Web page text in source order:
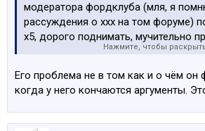
модератора фордклуба (мля, я
рассуждения о ххх на том форуме)
х5, дорого поднимать, мучительно
вообщем есть в нём
имхо
Нажмите, чтобы
Его проблема не в том как и о чём он
когда у него кончаются аргументы.